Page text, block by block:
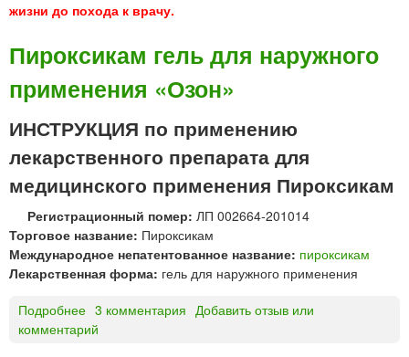
жизни до похода к врачу.
Пироксикам гель для наружного
применения «Озон»
ИНСТРУКЦИЯ по применению
лекарственного препарата для
медицинского применения Пироксикам
Регистрационный помер: ЛП 002664-201014
Торговое название: Пироксикам
Международное непатентованное название: пироксикам
Лекарственная форма: гель для наружного применения
Подробнее
П
3 комментария Добавить отзыв или
комментарий